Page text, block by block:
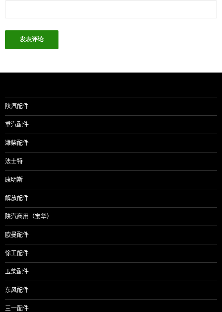
陕汽配件
重汽配件
潍柴配件
法士特
康明斯
解放配件
陕汽商用（宝华）
欧曼配件
徐工配件
玉柴配件
东风配件
三一配件